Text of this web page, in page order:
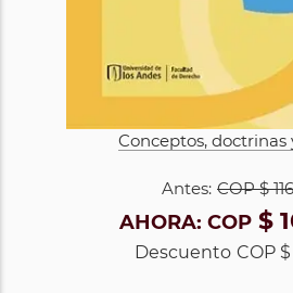
Conceptos, doctrinas
Antes: COP$
AHORA: COP $
Descuento COP $